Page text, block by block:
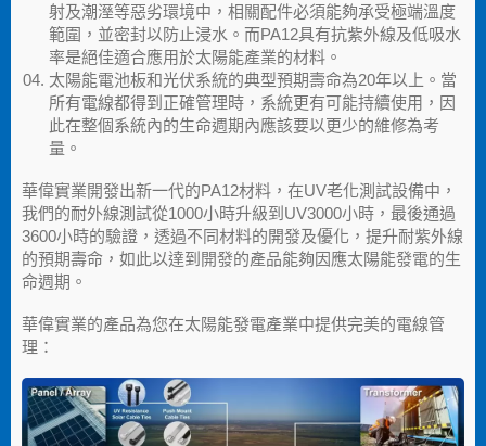
射及潮溼等惡劣環境中，相關配件必須能夠承受極端溫度
範圍，並密封以防止浸水。而PA12具有抗紫外線及低吸水
率是絕佳適合應用於太陽能產業的材料。
太陽能電池板和光伏系統的典型預期壽命為20年以上。當
所有電線都得到正確管理時，系統更有可能持續使用，因
此在整個系統內的生命週期內應該要以更少的維修為考
量。
華偉實業開發出新一代的PA12材料，在UV老化測試設備中，
我們的耐外線測試從1000小時升級到UV3000小時，最後通過
3600小時的驗證，透過不同材料的開發及優化，提升耐紫外線
的預期壽命，如此以達到開發的產品能夠因應太陽能發電的生
命週期。
華偉實業的產品為您在太陽能發電產業中提供完美的電線管
理：